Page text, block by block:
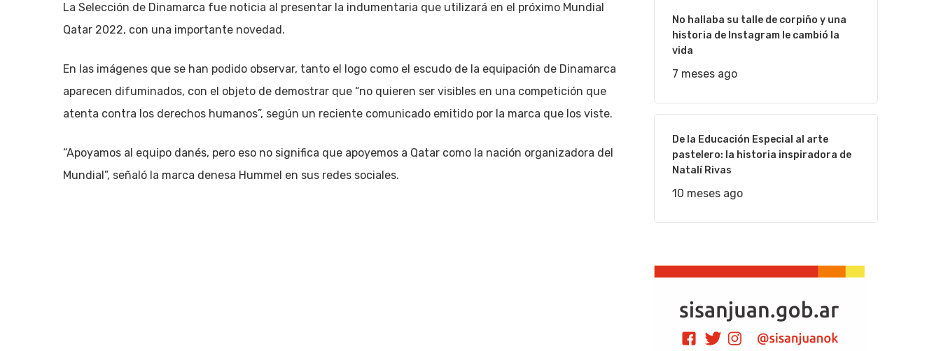
La Selección de Dinamarca fue noticia al presentar la indumentaria que utilizará en el próximo Mundial
Qatar 2022, con una importante novedad.
En las imágenes que se han podido observar, tanto el logo como el escudo de la equipación de Dinamarca
aparecen difuminados, con el objeto de demostrar que “no quieren ser visibles en una competición que
atenta contra los derechos humanos”, según un reciente comunicado emitido por la marca que los viste.
“Apoyamos al equipo danés, pero eso no significa que apoyemos a Qatar como la nación organizadora del
Mundial”, señaló la marca denesa Hummel en sus redes sociales.
No hallaba su talle de corpiño y una
historia de Instagram le cambió la
vida
7 meses ago
De la Educación Especial al arte
pastelero: la historia inspiradora de
Natalí Rivas
10 meses ago